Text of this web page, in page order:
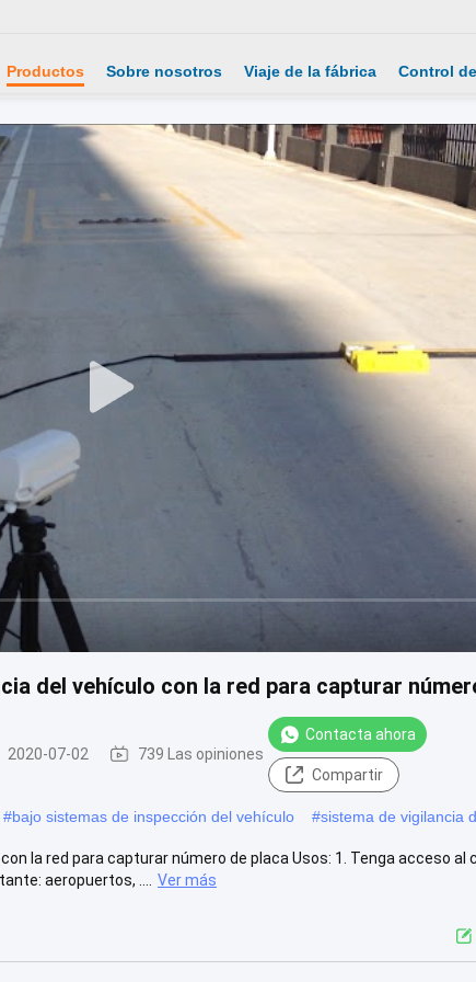
Productos Sobre nosotros Viaje de la fábrica Control
del vehículo con la red para capturar
2020-07-02 739 Las opiniones
Contacta ahora
Compartir
#bajo sistemas de inspección del vehículo #sistema de vigilancia
la red para capturar número de placa Usos: 1. Tenga acceso al
aeropuertos, ....
Ver más